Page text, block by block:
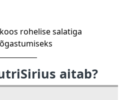
rohelise salatiga
aitab?